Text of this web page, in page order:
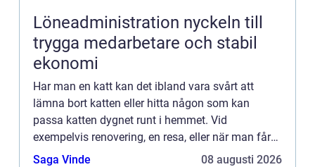
Löneadministration nyckeln till
trygga medarbetare och stabil
ekonomi
Har man en katt kan det ibland vara svårt att
lämna bort katten eller hitta någon som kan
passa katten dygnet runt i hemmet. Vid
exempelvis renovering, en resa, eller när man får
gäster som ska stanna över en l&a...
Saga Vinde 08 augusti 2026